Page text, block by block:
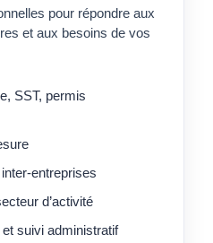
pour répondre aux
et aux besoins de vos
SST, permis
entreprises
d’activité
suivi administratif